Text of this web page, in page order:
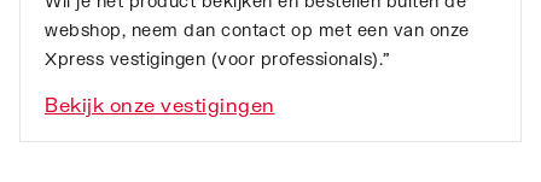
webshop, neem dan contact op met een van onze
Xpress vestigingen (voor professionals).”
Bekijk onze vestigingen